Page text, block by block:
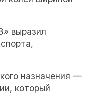
выразил
назначения —
который